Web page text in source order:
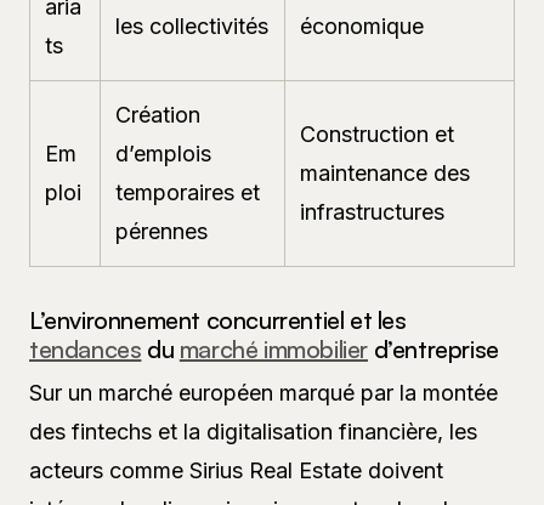
aria
ts
les collectivités
économique
Em
ploi
Création
d’emplois
temporaires et
pérennes
Construction et
maintenance des
infrastructures
L’environnement concurrentiel et les
tendances du marché immobilier d’entreprise
Sur un marché européen marqué par la montée
des fintechs et la digitalisation financière, les
acteurs comme Sirius Real Estate doivent